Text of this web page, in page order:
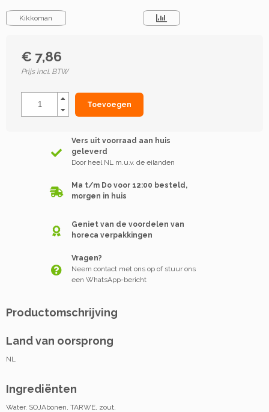
Kikkoman
€ 7,86
Prijs incl. BTW
Toevoegen
Vers uit voorraad aan huis
geleverd
Door heel NL m.u.v. de eilanden
Ma t/m Do voor 12:00 besteld,
morgen in huis
Geniet van de voordelen van
horeca verpakkingen
Vragen?
Neem contact met ons op of stuur ons
een WhatsApp-bericht
Productomschrijving
Land van oorsprong
NL
Ingrediënten
Water, SOJAbonen, TARWE, zout,